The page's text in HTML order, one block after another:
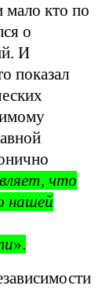
мало кто по
о
И
показал
что
нашей
».